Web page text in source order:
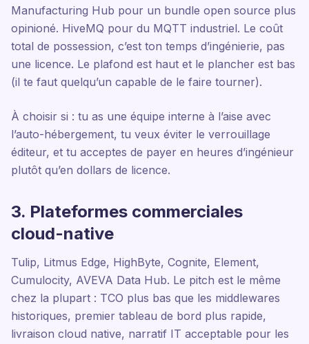
Manufacturing Hub pour un bundle open source plus
opinioné. HiveMQ pour du MQTT industriel. Le coût
total de possession, c’est ton temps d’ingénierie, pas
une licence. Le plafond est haut et le plancher est bas
(il te faut quelqu’un capable de le faire tourner).
À choisir si : tu as une équipe interne à l’aise avec
l’auto-hébergement, tu veux éviter le verrouillage
éditeur, et tu acceptes de payer en heures d’ingénieur
plutôt qu’en dollars de licence.
3. Plateformes commerciales
cloud-native
Tulip, Litmus Edge, HighByte, Cognite, Element,
Cumulocity, AVEVA Data Hub. Le pitch est le même
chez la plupart : TCO plus bas que les middlewares
historiques, premier tableau de bord plus rapide,
livraison cloud native, narratif IT acceptable pour les